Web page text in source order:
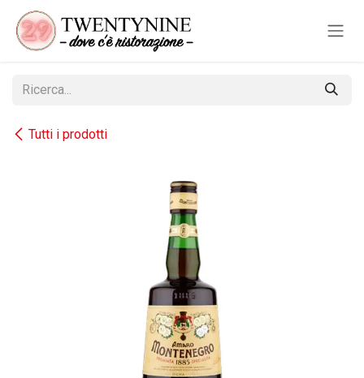
Passa al contenuto
Tutti i prodotti